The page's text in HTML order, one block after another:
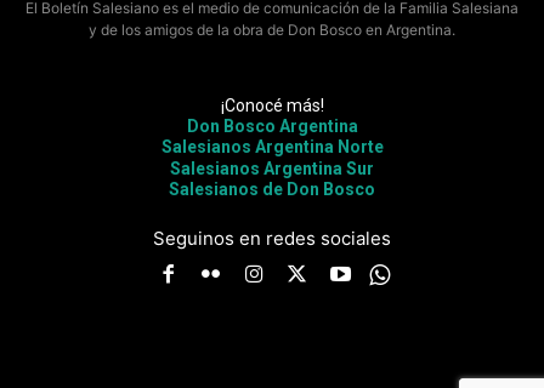
El Boletín Salesiano es el medio de comunicación de la Familia Salesiana
y de los amigos de la obra de Don Bosco en Argentina.
¡Conocé más!
Don Bosco Argentina
Salesianos Argentina Norte
Salesianos Argentina Sur
Salesianos de Don Bosco
Seguinos en redes sociales